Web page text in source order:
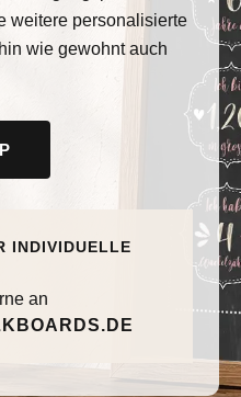
weitere personalisierte
wie gewohnt auch
INDIVIDUELLE
an